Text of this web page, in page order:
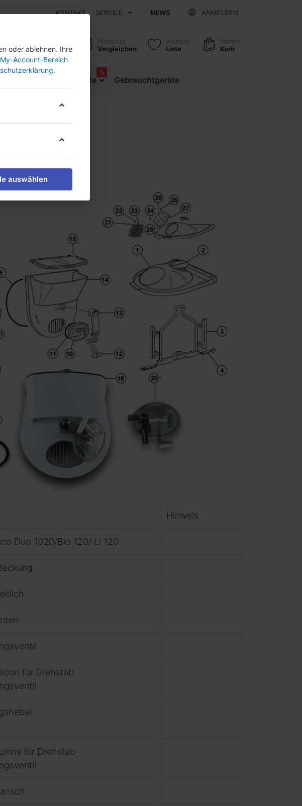
KONTAKT SERVICE NEWS ANMELDEN
Produkte
Vergleichen
Wunsch
Liste
Waren
Korb
Angebote
%
Gebrauchtgeräte
Hinweis
Duo 1020/Bio 120/ Li 120
für Drehstab
für Drehstab
oder ablehnen. Ihre
My-Account-Bereich
.
auswählen